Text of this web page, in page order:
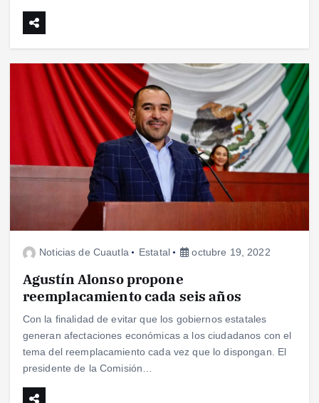
Noticias de Cuautla Estatal octubre 19, 2022
Agustín Alonso propone
reemplacamiento cada seis años
Con la finalidad de evitar que los gobiernos estatales
generan afectaciones económicas a los ciudadanos con el
tema del reemplacamiento cada vez que lo dispongan. El
presidente de la Comisión…